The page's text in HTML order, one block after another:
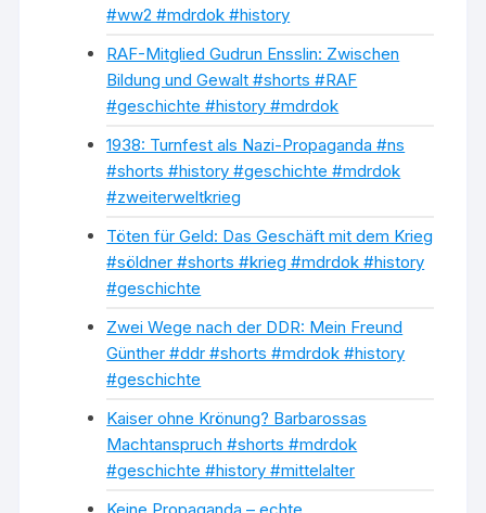
#ww2 #mdrdok #history
RAF-Mitglied Gudrun Ensslin: Zwischen
Bildung und Gewalt #shorts #RAF
#geschichte #history #mdrdok
1938: Turnfest als Nazi-Propaganda #ns
#shorts #history #geschichte #mdrdok
#zweiterweltkrieg
Töten für Geld: Das Geschäft mit dem Krieg
#söldner #shorts #krieg #mdrdok #history
#geschichte
Zwei Wege nach der DDR: Mein Freund
Günther #ddr #shorts #mdrdok #history
#geschichte
Kaiser ohne Krönung? Barbarossas
Machtanspruch #shorts #mdrdok
#geschichte #history #mittelalter